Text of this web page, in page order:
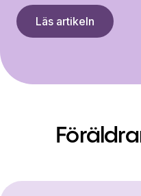
Läs artikeln